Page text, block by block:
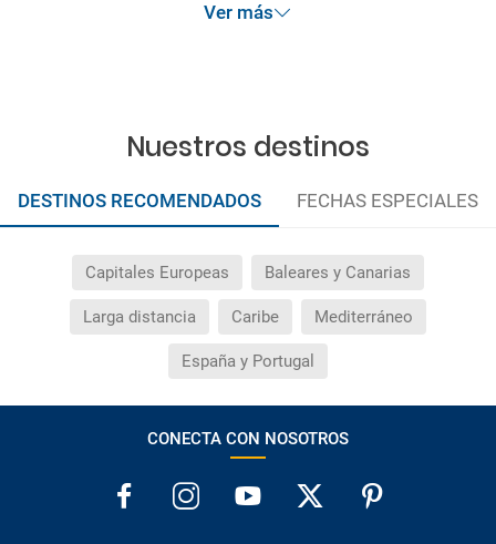
Ver más
Nuestros destinos
DESTINOS RECOMENDADOS FECHAS ESPECIALES
Capitales Europeas Baleares y Canarias
Larga distancia Caribe Mediterráneo
España y Portugal
CONECTA CON NOSOTROS